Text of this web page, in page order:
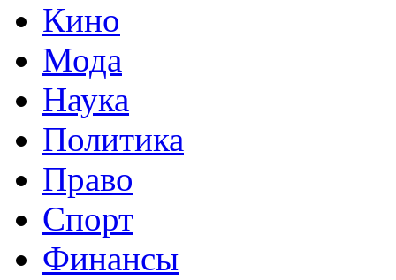
Кино
Мода
Наука
Политика
Право
Спорт
Финансы